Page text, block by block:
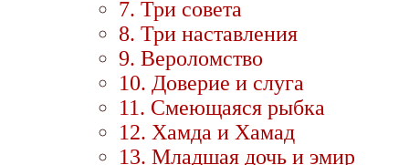
7. Три совета
8. Три наставления
9. Вероломство
10. Доверие и слуга
11. Смеющаяся рыбка
12. Хамда и Хамад
13. Младшая дочь и эмир